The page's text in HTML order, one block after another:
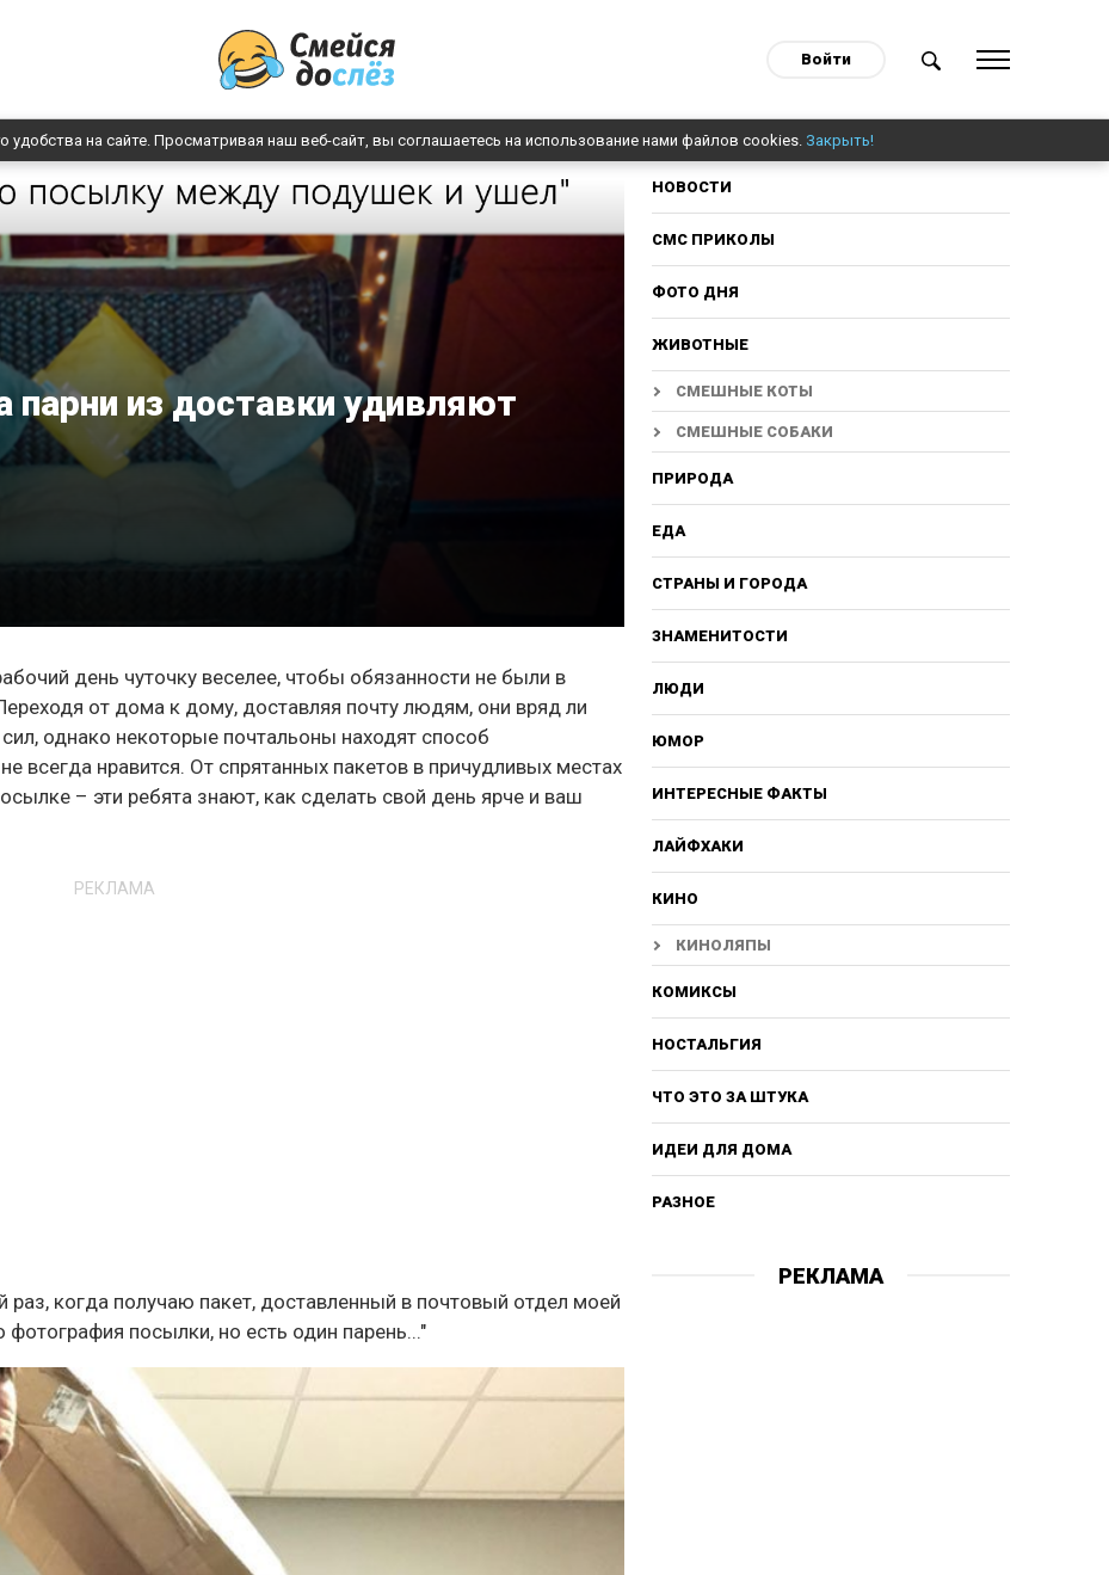
Войти
на сайте. Просматривая наш веб-сайт, вы соглашаетесь на использование нами файлов cookies. Закрыть!
парни из доставки удивляют
день чуточку веселее, чтобы обязанности не были в
от дома к дому, доставляя почту людям, они вряд ли
однако некоторые почтальоны находят способ
всегда нравится. От спрятанных пакетов в причудливых местах
– эти ребята знают, как сделать свой день ярче и ваш
РЕКЛАМА
когда получаю пакет, доставленный в почтовый отдел моей
посылки, но есть один парень..."
НОВОСТИ
СМС ПРИКОЛЫ
ФОТО ДНЯ
ЖИВОТНЫЕ
СМЕШНЫЕ КОТЫ
СМЕШНЫЕ СОБАКИ
ПРИРОДА
ЕДА
СТРАНЫ И ГОРОДА
ЗНАМЕНИТОСТИ
ЛЮДИ
ЮМОР
ИНТЕРЕСНЫЕ ФАКТЫ
ЛАЙФХАКИ
КИНО
КИНОЛЯПЫ
КОМИКСЫ
НОСТАЛЬГИЯ
ЧТО ЭТО ЗА ШТУКА
ИДЕИ ДЛЯ ДОМА
РАЗНОЕ
РЕКЛАМА